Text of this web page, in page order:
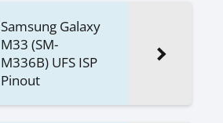
Samsung Galaxy
M33 (SM-
M336B) UFS ISP
Pinout